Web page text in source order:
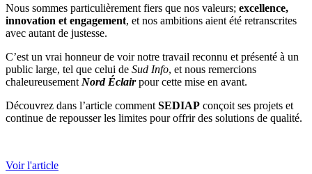
Nous sommes particulièrement fiers que nos valeurs; excellence,
innovation et engagement, et nos ambitions aient été retranscrites
avec autant de justesse.
C’est un vrai honneur de voir notre travail reconnu et présenté à un
public large, tel que celui de Sud Info, et nous remercions
chaleureusement Nord Éclairpour cette mise en avant.
Découvrez dans l’article comment SEDIAP conçoit ses projets et
continue de repousser les limites pour offrir des solutions de qualité.
Voir l'article